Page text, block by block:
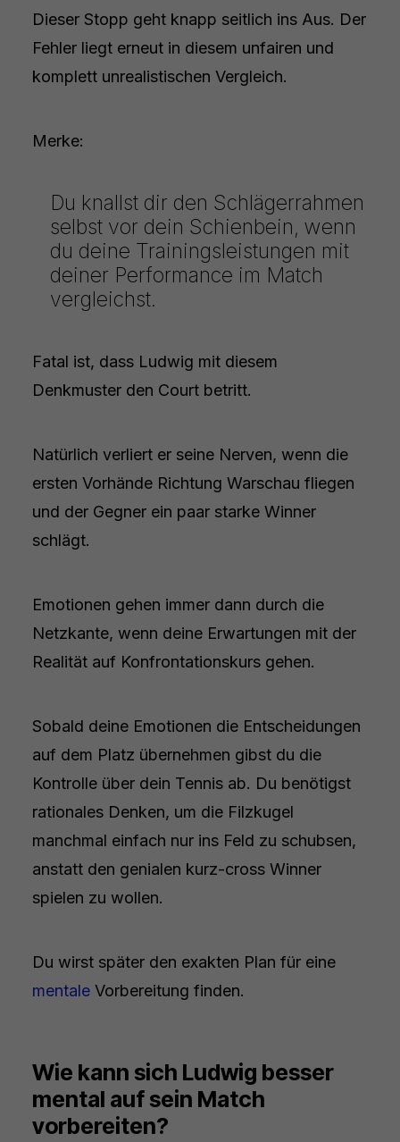
Dieser Stopp geht knapp seitlich ins Aus. Der
Fehler liegt erneut in diesem unfairen und
komplett unrealistischen Vergleich.
Merke:
Du knallst dir den Schlägerrahmen
selbst vor dein Schienbein, wenn
du deine Trainingsleistungen mit
deiner Performance im Match
vergleichst.
Fatal ist, dass Ludwig mit diesem
Denkmuster den Court betritt.
Natürlich verliert er seine Nerven, wenn die
ersten Vorhände Richtung Warschau fliegen
und der Gegner ein paar starke Winner
schlägt.
Emotionen gehen immer dann durch die
Netzkante, wenn deine Erwartungen mit der
Realität auf Konfrontationskurs gehen.
Sobald deine Emotionen die Entscheidungen
auf dem Platz übernehmen gibst du die
Kontrolle über dein Tennis ab. Du benötigst
rationales Denken, um die Filzkugel
manchmal einfach nur ins Feld zu schubsen,
anstatt den genialen kurz-cross Winner
spielen zu wollen.
Du wirst später den exakten Plan für eine
mentaleVorbereitung finden.
Wie kann sich Ludwig besser
mental auf sein Match
vorbereiten?